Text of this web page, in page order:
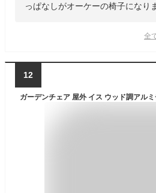
っぱなしがオーケーの椅子になり
全
12
ガーデンチェア 屋外 イス ウッド調アル